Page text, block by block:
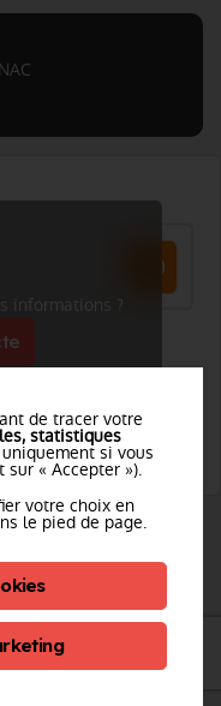
informations ?
de tracer votre
statistiques
si vous
sur « Accepter »).
votre choix en
le pied de page.